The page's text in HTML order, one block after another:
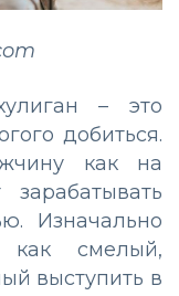
– это
добиться.
как на
Изначально
как смелый,
выступить в